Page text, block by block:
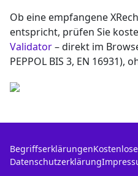
Ob eine empfangene
entspricht, prüfen Sie
Validator– direkt im
PEPPOL BIS 3, EN 16931),
Begriffserklärungen
Datenschutzerklärung